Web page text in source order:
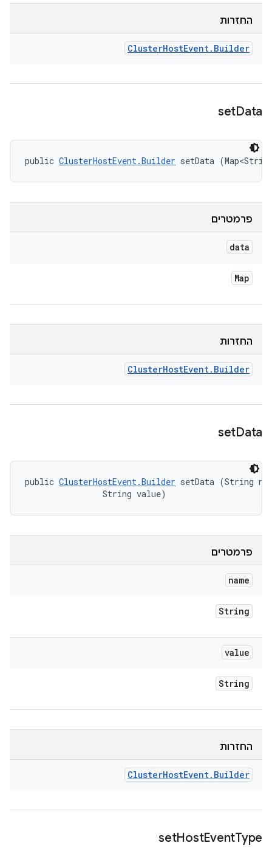
החזרות
ClusterHostEvent. Builder
setData
public ClusterHostEvent.Builder setData
פרמטרים
data
Map
החזרות
ClusterHostEvent. Builder
setData
public ClusterHostEvent.Builder setData (String
                String value)
פרמטרים
name
String
value
String
החזרות
ClusterHostEvent. Builder
setHostEventType